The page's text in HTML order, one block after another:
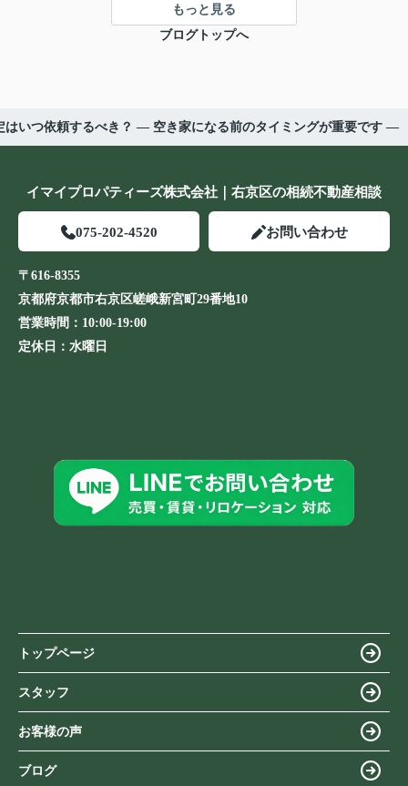
もっと見る
ブログトップへ
はいつ依頼するべき？ ― 空き家になる前のタイミングが重要です ―
イマイプロパティーズ株式会社｜右京区の相続不動産相談
075-202-4520 お問い合わせ
〒616-8355
京都府京都市右京区嵯峨新宮町29番地10
営業時間： 10:00-19:00
定休日： 水曜日
トップページ
スタッフ
お客様の声
ブログ